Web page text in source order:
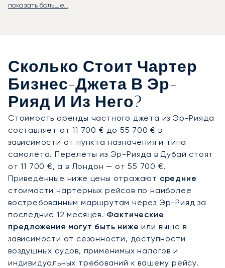
Мы планируем ваш рейс в полном соответствии
специально для вас. Ваше время — наш главный
приоритет, поэтому вы получаете полную
свободу выбора времени вылета. Мы
позаботимся о том, чтобы вы прибыли в пункт
назначения отдохнувшим и готовым к делам,
будь то частный терминал Международного
аэропорта имени короля Халида или любой
другой удобный для вас аэродром.
Статус крупнейшего в Европе брокера частной
авиации говорит о нашем богатом опыте и
глобальных связях, на которые вы можете
положиться. Для такого важного направления,
как Эр-Рияд, это означает, что мы берём на
себя решение всех организационных вопросов,
позволяя вам полностью сосредоточиться на
поездке и ни о чём не беспокоиться.
показать больше...
Сколько Стоит Чартер
Бизнес-Джета В Эр-
Рияд И Из Него?
Стоимость аренды частного джета из Эр-Рияда
составляет от 11 700 € до 55 700 € в
зависимости от пункта назначения и типа
самолёта. Перелёты из Эр-Рияда в Дубай стоят
от 11 700 €, а в Лондон — от 55 700 €.
Приведённые ниже цены отражают средние
стоимости чартерных рейсов по наиболее
востребованным маршрутам через Эр-Рияд за
последние 12 месяцев. Фактические
предложения могут быть ниже или выше в
зависимости от сезонности, доступности
воздушных судов, применимых налогов и
индивидуальных требований к вашему рейсу.